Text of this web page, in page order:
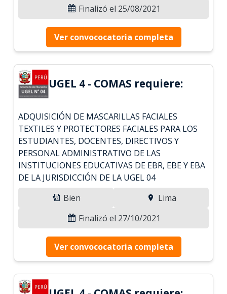
Finalizó el 25/08/2021
Ver convococatoria completa
UGEL 4 - COMAS requiere:
ADQUISICIÓN DE MASCARILLAS FACIALES
TEXTILES Y PROTECTORES FACIALES PARA LOS
ESTUDIANTES, DOCENTES, DIRECTIVOS Y
PERSONAL ADMINISTRATIVO DE LAS
INSTITUCIONES EDUCATIVAS DE EBR, EBE Y EBA
DE LA JURISDICCIÓN DE LA UGEL 04
Bien
Lima
Finalizó el 27/10/2021
Ver convococatoria completa